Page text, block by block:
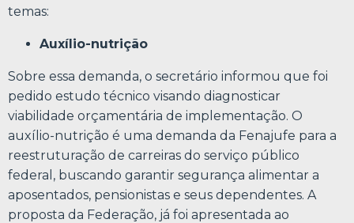
temas:
Auxílio-nutrição
Sobre essa demanda, o secretário informou que foi
pedido estudo técnico visando diagnosticar
viabilidade orçamentária de implementação. O
auxílio-nutrição é uma demanda da Fenajufe para a
reestruturação de carreiras do serviço público
federal, buscando garantir segurança alimentar a
aposentados, pensionistas e seus dependentes. A
proposta da Federação, já foi apresentada ao